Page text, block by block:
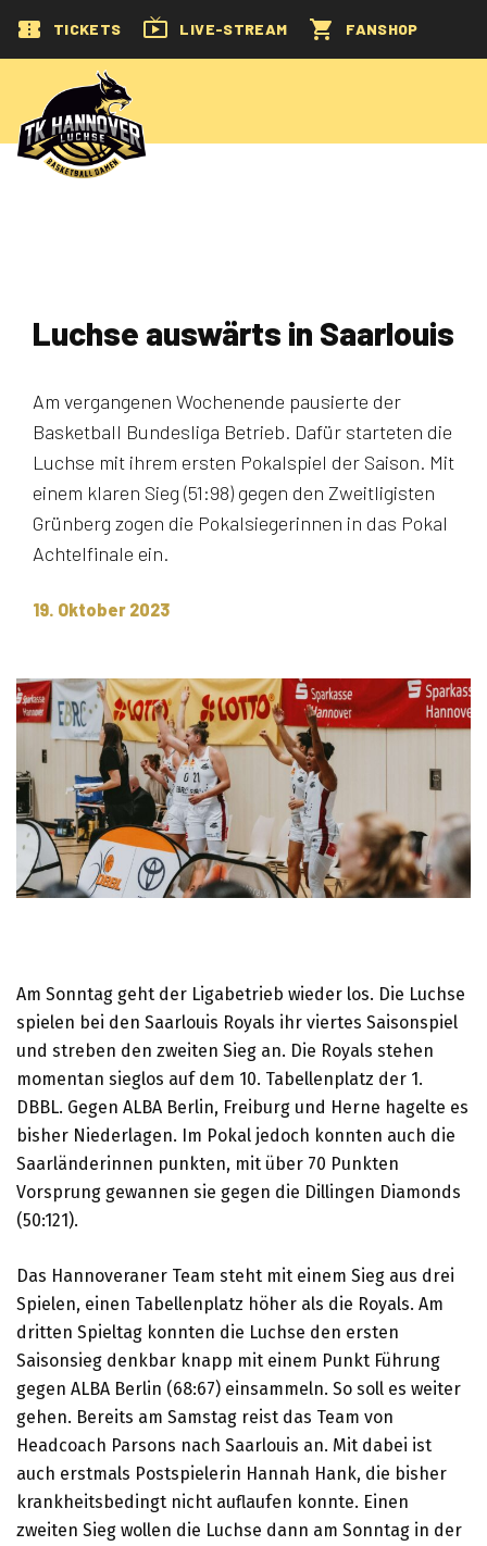
TICKETS LIVE-STREAM FANSHOP
Luchse auswärts in Saarlouis
Am vergangenen Wochenende pausierte der
Basketball Bundesliga Betrieb. Dafür starteten die
Luchse mit ihrem ersten Pokalspiel der Saison. Mit
einem klaren Sieg (51:98) gegen den Zweitligisten
Grünberg zogen die Pokalsiegerinnen in das Pokal
Achtelfinale ein.
19. Oktober 2023
Am Sonntag geht der Ligabetrieb wieder los. Die Luchse
spielen bei den Saarlouis Royals ihr viertes Saisonspiel
und streben den zweiten Sieg an. Die Royals stehen
momentan sieglos auf dem 10. Tabellenplatz der 1.
DBBL. Gegen ALBA Berlin, Freiburg und Herne hagelte es
bisher Niederlagen. Im Pokal jedoch konnten auch die
Saarländerinnen punkten, mit über 70 Punkten
Vorsprung gewannen sie gegen die Dillingen Diamonds
(50:121).
Das Hannoveraner Team steht mit einem Sieg aus drei
Spielen, einen Tabellenplatz höher als die Royals. Am
dritten Spieltag konnten die Luchse den ersten
Saisonsieg denkbar knapp mit einem Punkt Führung
gegen ALBA Berlin (68:67) einsammeln. So soll es weiter
gehen. Bereits am Samstag reist das Team von
Headcoach Parsons nach Saarlouis an. Mit dabei ist
auch erstmals Postspielerin Hannah Hank, die bisher
krankheitsbedingt nicht auflaufen konnte. Einen
zweiten Sieg wollen die Luchse dann am Sonntag in der